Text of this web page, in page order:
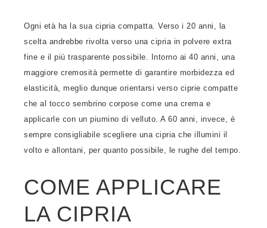
Ogni età ha la sua cipria compatta. Verso i 20 anni, la
scelta andrebbe rivolta verso una cipria in polvere extra
fine e il più trasparente possibile. Intorno ai 40 anni, una
maggiore cremosità permette di garantire morbidezza ed
elasticità, meglio dunque orientarsi verso ciprie compatte
che al tocco sembrino corpose come una crema e
applicarle con un piumino di velluto. A 60 anni, invece, è
sempre consigliabile scegliere una cipria che illumini il
volto e allontani, per quanto possibile, le rughe del tempo.
COME APPLICARE
LA CIPRIA